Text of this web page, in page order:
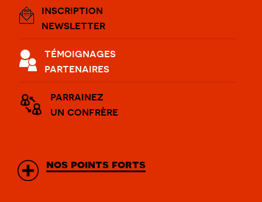
inscription
newsletter
témoignages
partenaires
parrainez
un confrère
nos points forts